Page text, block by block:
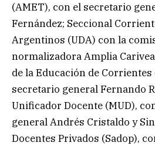
(AMET), con el secretario
Fernández; Seccional
Argentinos (UDA) con la
normalizadora Amplia
de la Educación de Corrientes
secretario general Fernando
Unificador Docente (MUD),
general Andrés Cristaldo y
Docentes Privados (Sadop),